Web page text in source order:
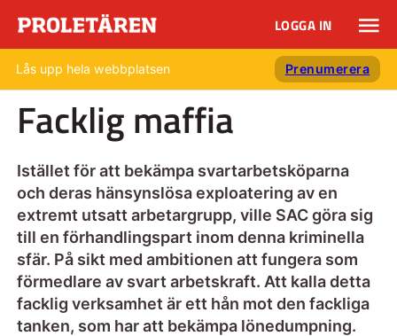
LOGGA IN
Lås upp hela webbplatsen Prenumerera
Facklig maffia
Istället för att bekämpa svartarbetsköparna
och deras hänsynslösa exploatering av en
extremt utsatt arbetargrupp, ville SAC göra sig
till en förhandlingspart inom denna kriminella
sfär. På sikt med ambitionen att fungera som
förmedlare av svart arbetskraft. Att kalla detta
facklig verksamhet är ett hån mot den fackliga
tanken, som har att bekämpa lönedumpning.